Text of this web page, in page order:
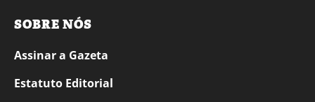
SOBRE NÓS
Assinar a Gazeta
Estatuto Editorial